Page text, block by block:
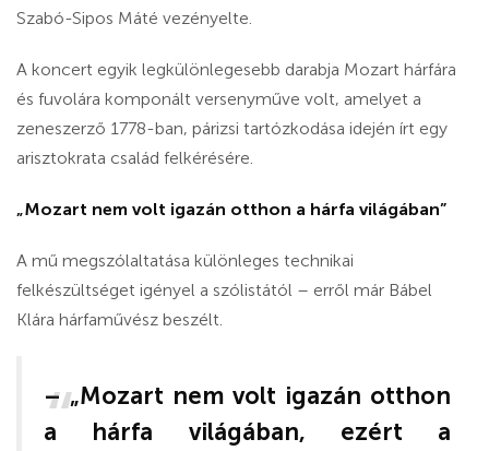
Szabó-Sipos Máté vezényelte.
A koncert egyik legkülönlegesebb darabja Mozart hárfára
és fuvolára komponált versenyműve volt, amelyet a
zeneszerző 1778-ban, párizsi tartózkodása idején írt egy
arisztokrata család felkérésére.
„Mozart nem volt igazán otthon a hárfa világában”
A mű megszólaltatása különleges technikai
felkészültséget igényel a szólistától – erről már Bábel
Klára hárfaművész beszélt.
– „Mozart nem volt igazán otthon
a hárfa világában, ezért a